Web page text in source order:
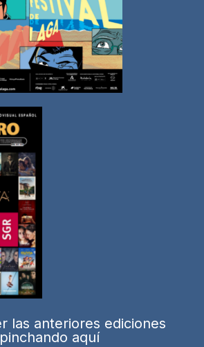
las anteriores ediciones
pinchando aquí